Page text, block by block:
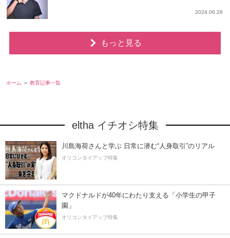
2024.06.28
もっと見る
ホーム 教育記事一覧
eltha イチオシ特集
川島海荷さんと学ぶ 日常に潜む“人身取引”のリアル
オリコンタイアップ特集
マクドナルドが40年にわたり支える「小学生の甲子
園」
オリコンタイアップ特集